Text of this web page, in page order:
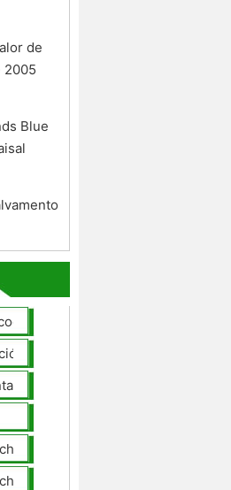
de
2005
Blue
para la venta
de coches
en línea
usted mismo